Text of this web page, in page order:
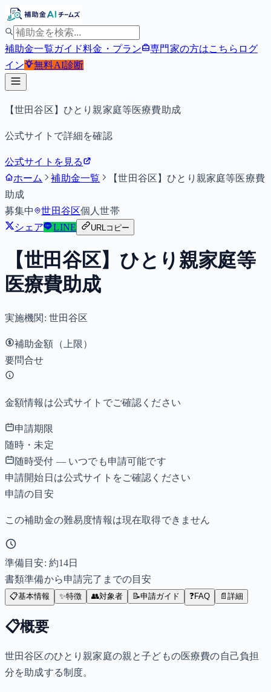
補助金一覧ガイド料金・プラン 専門家の方はこちら ログ
イン
無料AI診断
【世田谷区】ひとり親家庭等医療費助成
公式サイトで詳細を確認
公式サイトを見る
ホーム
補助金一覧
【世田谷区】ひとり親家庭等医療費
助成
募集中
世田谷区個人世帯
シェア
LINE URLコピー
【世田谷区】ひとり親家庭等
医療費助成
実施機関: 世田谷区
補助金額（上限）
要問合せ
金額情報は公式サイトでご確認ください
申請期限
随時・未定
随時受付 — いつでも申請可能です
申請開始日は公式サイトをご確認ください
申請の目安
この補助金の難易度情報は現在取得できません
準備目安: 約14日
書類準備から申請完了までの目安
📋基本情報 ✨特徴 👥対象者 📝申請ガイド ❓FAQ 📄 詳細
📋概要
世田谷区のひとり親家庭の親と子どもの医療費の自己負担
分を助成する制度。